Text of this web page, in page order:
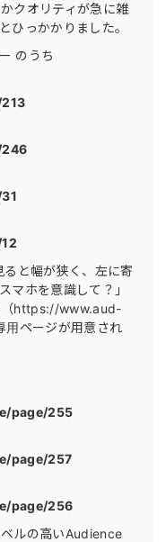
クオリティが急に雑
ひっかかりました。
のうち
と幅が狭く、左に寄
マホを意識して？」
（https://www.aud-
ページが用意され
page/255
page/257
page/256
ルの高いAudience